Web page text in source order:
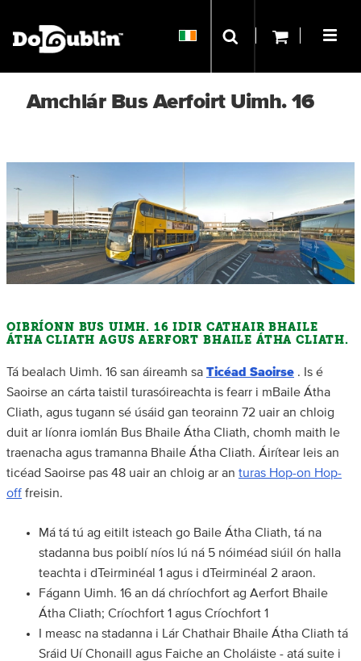
Amchlár Bus Aerfoirt Uimh. 16
OIBRÍONN BUS UIMH. 16 IDIR CATHAIR BHAILE
ÁTHA CLIATH AGUS AERFORT BHAILE ÁTHA CLIATH.
Tá bealach Uimh. 16 san áireamh sa Ticéad Saoirse . Is é
Saoirse an cárta taistil turasóireachta is fearr i mBaile Átha
Cliath, agus tugann sé úsáid gan teorainn 72 uair an chloig
duit ar líonra iomlán Bus Bhaile Átha Cliath, chomh maith le
traenacha agus tramanna Bhaile Átha Cliath. Áirítear leis an
ticéad Saoirse pas 48 uair an chloig ar an turas Hop-on Hop-
off freisin.
Má tá tú ag eitilt isteach go Baile Átha Cliath, tá na
stadanna bus poiblí níos lú ná 5 nóiméad siúil ón halla
teachta i dTeirminéal 1 agus i dTeirminéal 2 araon.
Fágann Uimh. 16 an dá chríochfort ag Aerfort Bhaile
Átha Cliath; Críochfort 1 agus Críochfort 1
I measc na stadanna i Lár Chathair Bhaile Átha Cliath tá
Sráid Uí Chonaill agus Faiche an Choláiste - atá suite i